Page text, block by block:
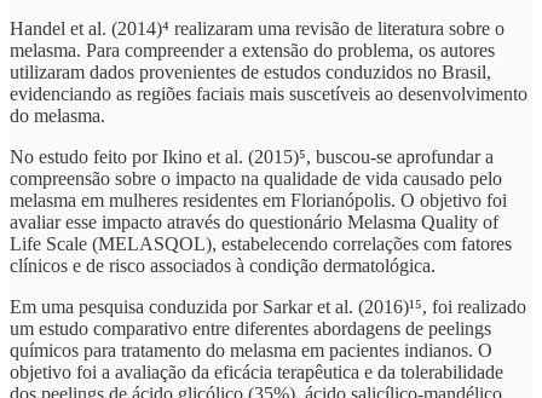
Handel et al. (2014)⁴ realizaram uma revisão de literatura sobre o
melasma. Para compreender a extensão do problema, os autores
utilizaram dados provenientes de estudos conduzidos no Brasil,
evidenciando as regiões faciais mais suscetíveis ao desenvolvimento
do melasma.
No estudo feito por Ikino et al. (2015)⁵, buscou-se aprofundar a
compreensão sobre o impacto na qualidade de vida causado pelo
melasma em mulheres residentes em Florianópolis. O objetivo foi
avaliar esse impacto através do questionário Melasma Quality of
Life Scale (MELASQOL), estabelecendo correlações com fatores
clínicos e de risco associados à condição dermatológica.
Em uma pesquisa conduzida por Sarkar et al. (2016)¹⁵, foi realizado
um estudo comparativo entre diferentes abordagens de peelings
químicos para tratamento do melasma em pacientes indianos. O
objetivo foi a avaliação da eficácia terapêutica e da tolerabilidade